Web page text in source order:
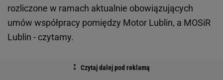
rozliczone w ramach aktualnie obowiązujących
umów współpracy pomiędzy Motor Lublin, a MOSiR
Lublin - czytamy.